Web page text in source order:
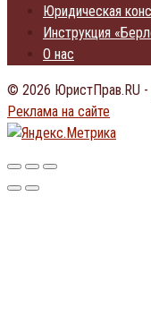
Юридическая
Инструкция
О нас
© 2026 ЮристПрав.RU -
Реклама на сайте